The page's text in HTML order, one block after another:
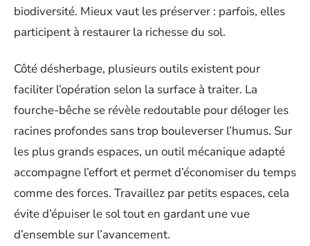
biodiversité. Mieux vaut les préserver : parfois, elles
participent à restaurer la richesse du sol.
Côté désherbage, plusieurs outils existent pour
faciliter l’opération selon la surface à traiter. La
fourche-bêche se révèle redoutable pour déloger les
racines profondes sans trop bouleverser l’humus. Sur
les plus grands espaces, un outil mécanique adapté
accompagne l’effort et permet d’économiser du temps
comme des forces. Travaillez par petits espaces, cela
évite d’épuiser le sol tout en gardant une vue
d’ensemble sur l’avancement.